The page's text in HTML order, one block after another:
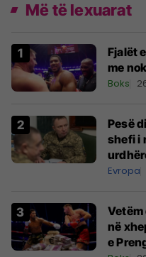
Më të lexuarat
Fjalët
me
Boks
Pesë
shefi i
Evropa
Vetëm
në
e